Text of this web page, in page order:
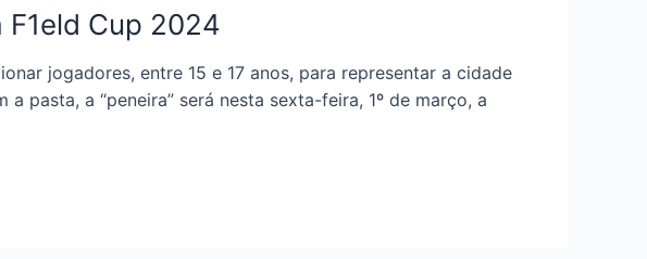
Cup 2024
jogadores, entre 15 e 17 anos, para representar a cidade
pasta, a “peneira” será nesta sexta-feira, 1º de março, a